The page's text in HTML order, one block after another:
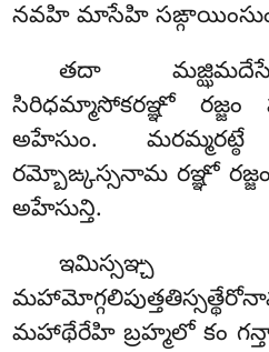
నవహి మాసేహి
తదా మజ్ఝిమదేసే
సిరిధమ్మాసోకరఞ్ఞో
అహేసుం.
రమ్బోఙ్కస్సనామ రఞ్ఞో
అహేసున్తి.
ఇమిస్సఞ్చ
మహాథేరేహి బ్రహ్మలో కం